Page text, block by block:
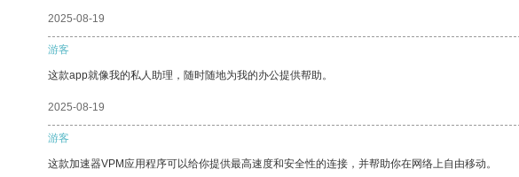
2025-08-19
游客
这款app就像我的私人助理，随时随地为我的办公提供帮助。
2025-08-19
游客
这款加速器VPM应用程序可以给你提供最高速度和安全性的连接，并帮助你在网络上自由移动。